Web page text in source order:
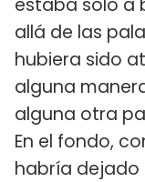
allá de las
hubiera sido
alguna
alguna otra
En el fondo,
habría dejado